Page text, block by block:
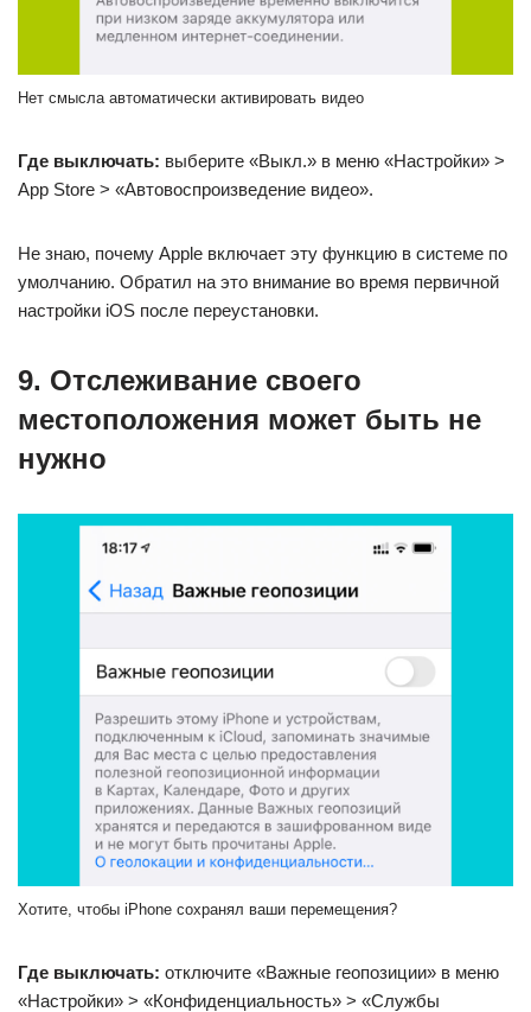
Нет смысла автоматически активировать видео
Где выключать: выберите «Выкл.» в меню «Настройки» >
App Store > «Автовоспроизведение видео».
Не знаю, почему Apple включает эту функцию в системе по
умолчанию. Обратил на это внимание во время первичной
настройки iOS после переустановки.
9. Отслеживание своего
местоположения может быть не
нужно
Хотите, чтобы iPhone сохранял ваши перемещения?
Где выключать: отключите «Важные геопозиции» в меню
«Настройки» > «Конфиденциальность» > «Службы